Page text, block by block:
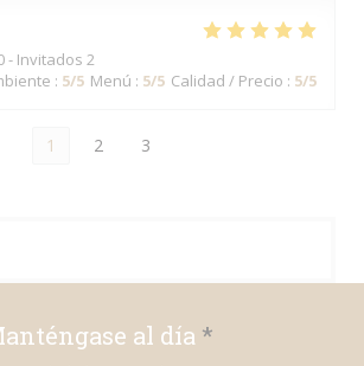
- Invitados 2
: 5/5 Menú : 5/5 Calidad / Precio : 5/5
1 2 3
al día *